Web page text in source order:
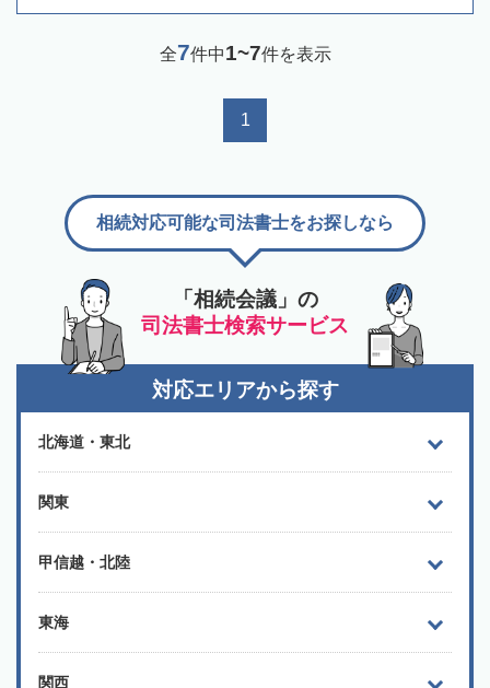
全7件中1~7件を表示
1
「相続会議」の
司法書士検索サービス
相続対応可能な司法書士をお探しなら
対応エリアから探す
北海道・東北
関東
甲信越・北陸
東海
関西